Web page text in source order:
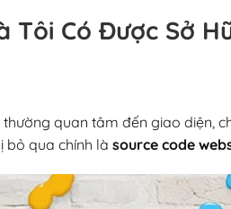
Tôi Có Được Sở
quan tâm đến giao diện,
bỏ qua chính là source code